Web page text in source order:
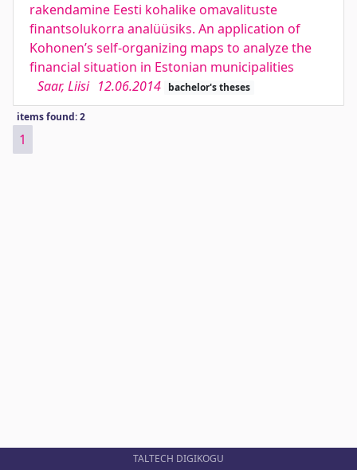
rakendamine Eesti kohalike omavalituste
finantsolukorra analüüsiks. An application of
Kohonen’s self-organizing maps to analyze the
financial situation in Estonian municipalities
Saar, Liisi 12.06.2014 bachelor's theses
items found: 2
1
TALTECH DIGIKOGU